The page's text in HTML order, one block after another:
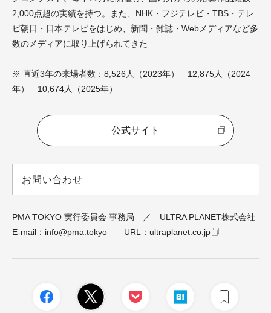
2,000点超の実績を持つ。また、NHK・フジテレビ・TBS・テレ
ビ朝日・日本テレビをはじめ、新聞・雑誌・Webメディアなど多
数のメディアに取り上げられてきた
※ 直近3年の来場者数：8,526人（2023年） 12,875人（2024
年） 10,674人（2025年）
公式サイト
お問い合わせ
PMA TOKYO 実行委員会 事務局 ／ ULTRA PLANET株式会社
E-mail：info@pma.tokyo URL： ultraplanet.co.jp